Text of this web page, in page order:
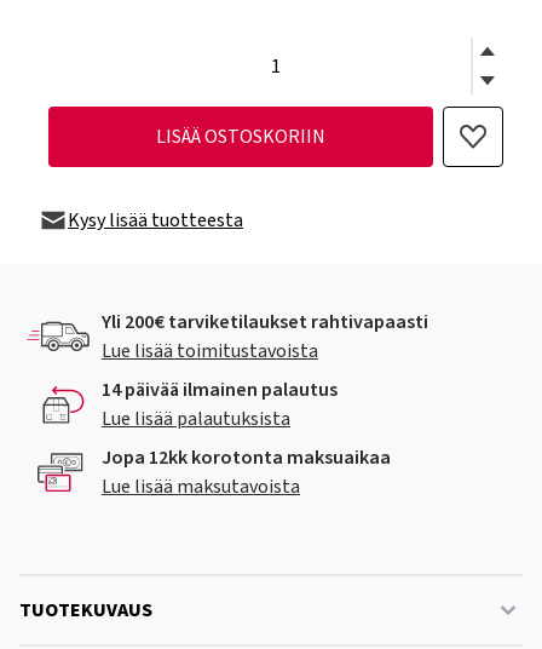
LISÄÄ OSTOSKORIIN
Kysy lisää tuotteesta
Yli 200€ tarviketilaukset rahtivapaasti
Lue lisää toimitustavoista
14 päivää ilmainen palautus
Lue lisää palautuksista
Jopa 12kk korotonta maksuaikaa
Lue lisää maksutavoista
TUOTEKUVAUS